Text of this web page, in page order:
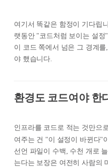
여기서 똑같은 함정이 기다립
랫동안 "코드처럼 보이는 설
이 코드 쪽에서 넘은 그 경계
야 했습니다.
환경도 코드여야 한
인프라를 코드로 적는 것만으
여주는 건 "이 설정이 바뀐다"
선언 파일이 수백, 수천 개로
는다는 보장은 여전히 사람의